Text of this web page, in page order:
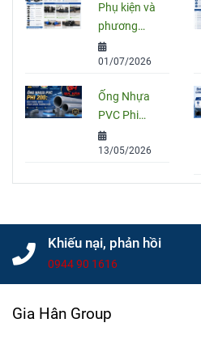
Và Cách
Chọn Đúng
Phụ kiện và
phương
pháp nối
ống HDPE
thuật
01/07/2026
Ống Nhựa
PVC Phi
200: Quy
Cách, Giá
Trình
13/05/2026
Khiếu nại, phản hồi
0944 90 1616
Gia Hân Group